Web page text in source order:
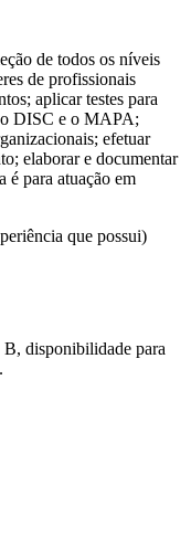
de todos os níveis
de profissionais
aplicar testes para
DISC e o MAPA;
efetuar
elaborar e documentar
é para atuação em
que possui)
disponibilidade para